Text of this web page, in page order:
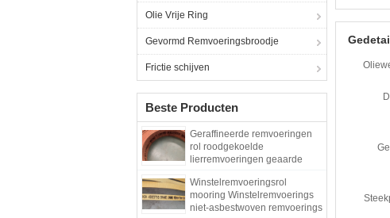
Olie Vrije Ring
Gevormd Remvoeringsbroodje
Frictie schijven
Beste Producten
Geraffineerde remvoeringen
rol roodgekoelde
lierremvoeringen geaarde
Winstelremvoeringsrol
mooring Winstelremvoerings
niet-asbestwoven remvoerings